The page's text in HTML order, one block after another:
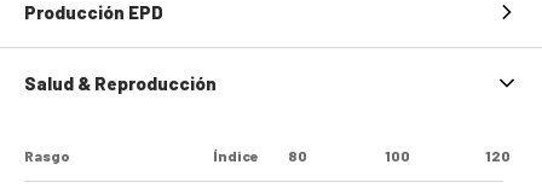
Producción EPD
Salud & Reproducción
Rasgo Índice 80 100 120